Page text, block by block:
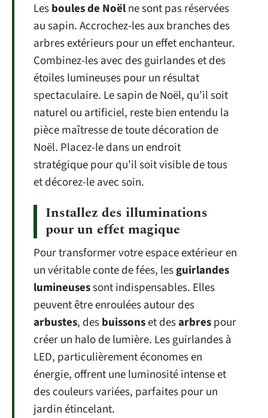
Lesboules de Noëlne sont pas réservées
au sapin. Accrochez-les aux branches des
arbres extérieurs pour un effet enchanteur.
Combinez-les avec des guirlandes et des
étoiles lumineuses pour un résultat
spectaculaire. Le sapin de Noël, qu’il soit
naturel ou artificiel, reste bien entendu la
pièce maîtresse de toute décoration de
Noël. Placez-le dans un endroit
stratégique pour qu’il soit visible de tous
et décorez-le avec soin.
Installez des illuminations
pour un effet magique
Pour transformer votre espace extérieur en
un véritable conte de fées, lesguirlandes
lumineusessont indispensables. Elles
peuvent être enroulées autour des
arbustes, desbuissonset desarbrespour
créer un halo de lumière. Les guirlandes à
LED, particulièrement économes en
énergie, offrent une luminosité intense et
des couleurs variées, parfaites pour un
jardin étincelant.